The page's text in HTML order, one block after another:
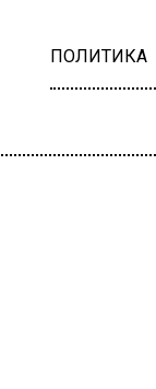
ПОЛИТИКА